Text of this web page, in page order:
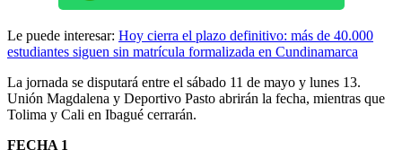
Le puede interesar: Hoy cierra el plazo definitivo: más de 40.000
estudiantes siguen sin matrícula formalizada en Cundinamarca
La jornada se disputará entre el sábado 11 de mayo y lunes 13.
Unión Magdalena y Deportivo Pasto abrirán la fecha, mientras que
Tolima y Cali en Ibagué cerrarán.
FECHA 1